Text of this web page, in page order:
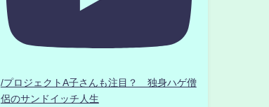
/プロジェクトA子さんも注目？ 独身ハゲ僧
侶のサンドイッチ人生